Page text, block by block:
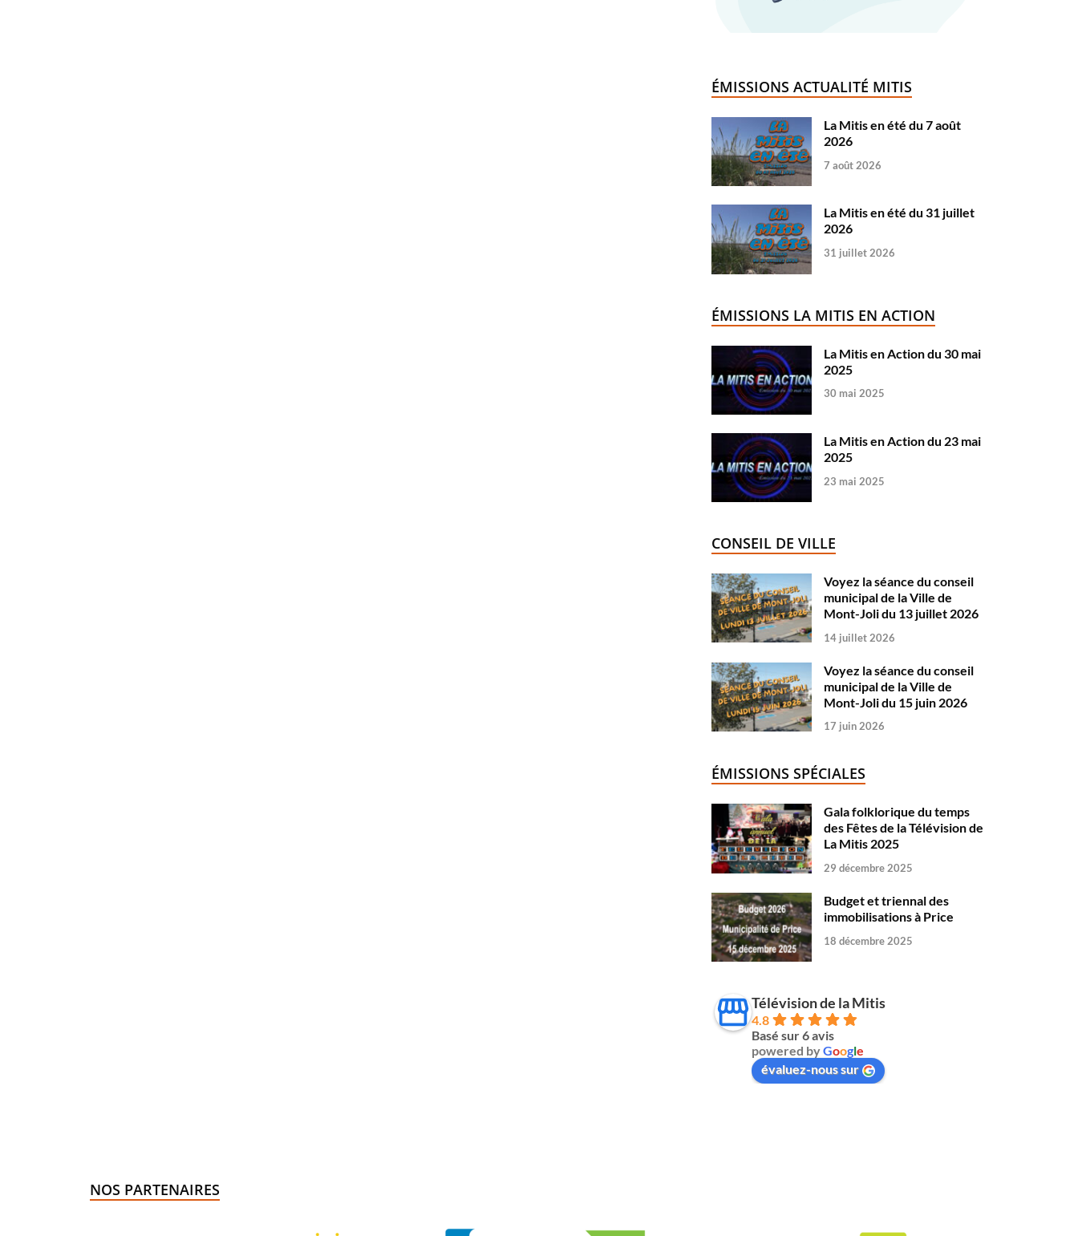
ÉMISSIONS ACTUALITÉ MITIS
La Mitis en été du 7 août
2026
7 août 2026
La Mitis en été du 31 juillet
2026
31 juillet 2026
ÉMISSIONS LA MITIS EN ACTION
La Mitis en Action du 30 mai
2025
30 mai 2025
La Mitis en Action du 23 mai
2025
23 mai 2025
CONSEIL DE VILLE
Voyez la séance du conseil
municipal de la Ville de
Mont-Joli du 13 juillet 2026
14 juillet 2026
Voyez la séance du conseil
municipal de la Ville de
Mont-Joli du 15 juin 2026
17 juin 2026
ÉMISSIONS SPÉCIALES
Gala folklorique du temps
des Fêtes de la Télévision de
La Mitis 2025
29 décembre 2025
Budget et triennal des
immobilisations à Price
18 décembre 2025
Télévision de la Mitis
4.8
Basé sur 6 avis
powered byGoogle
évaluez-nous sur
NOS PARTENAIRES